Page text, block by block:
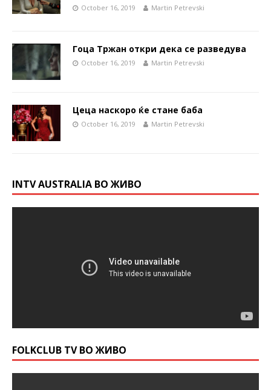
October 16, 2019 Martin Petrevski
Гоца Тржан откри дека се разведува
October 16, 2019 Martin Petrevski
Цеца наскоро ќе стане баба
October 16, 2019 Martin Petrevski
INTV AUSTRALIA ВО ЖИВО
FOLKCLUB TV ВО ЖИВО